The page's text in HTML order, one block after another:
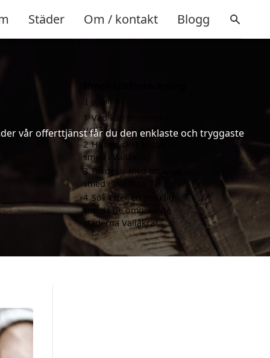
Städer Om / kontakt Blogg
vår offerttjänst får du den enklaste och tryggaste
gömma
1 Vad kan en smed i
Vallåkra hjälpa till med?
2 Hur mycket kostar en
smed i Vallåkra?
3 Fördelar med att välja
smed i Vallåkra
4 Sök efter en skicklig
smed i de omgivande
städerna Vallåkra